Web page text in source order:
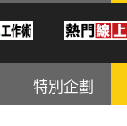
特別企劃